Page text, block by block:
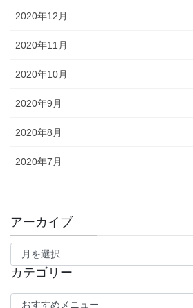
2020年12月
2020年11月
2020年10月
2020年9月
2020年8月
2020年7月
アーカイブ
ア
カ
イ
カテゴリー